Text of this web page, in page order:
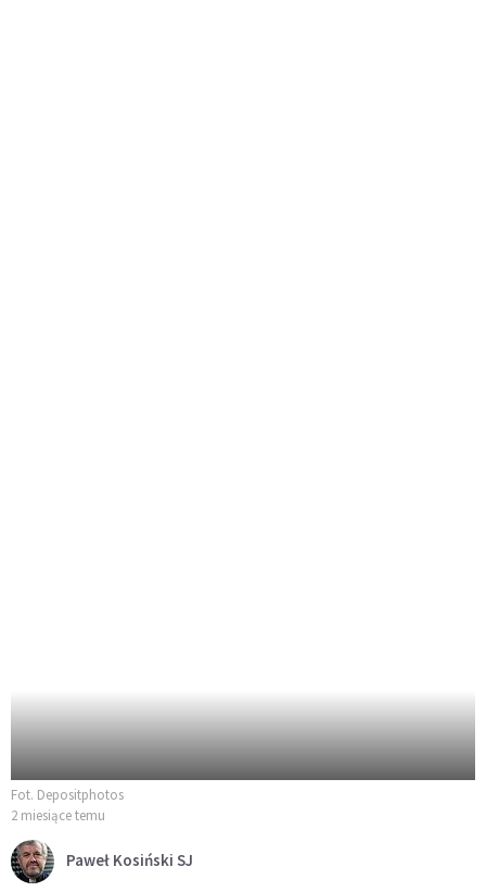
Fot. Depositphotos
2 miesiące temu
Paweł Kosiński SJ